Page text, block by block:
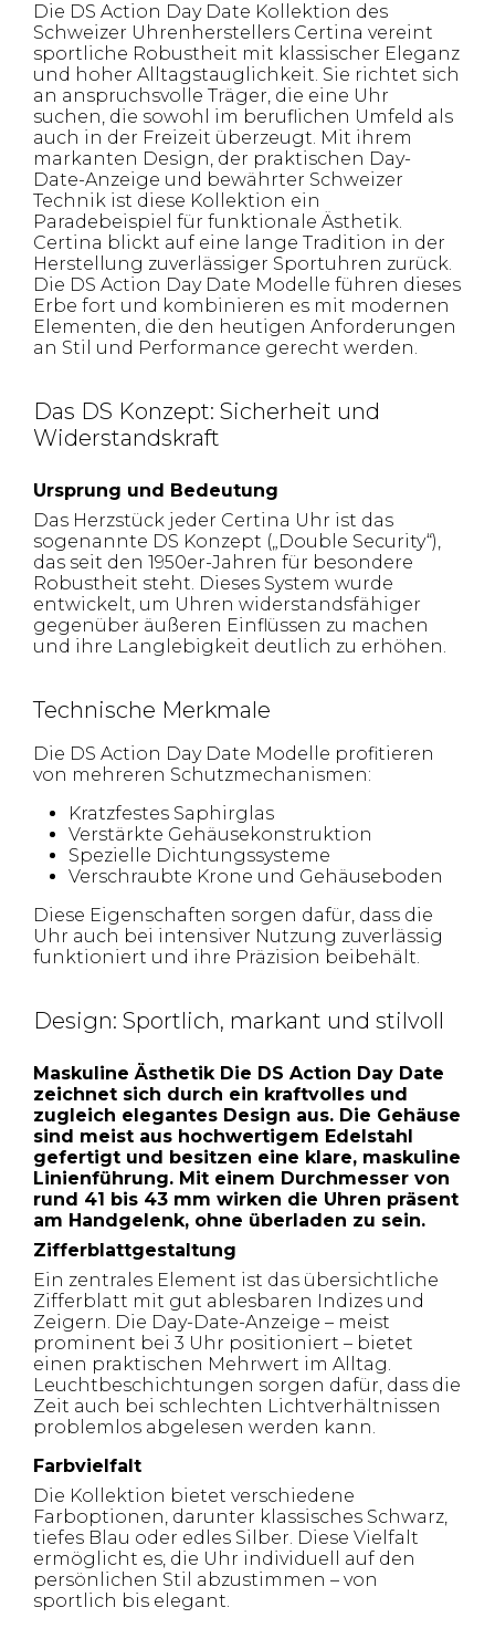
Die DS Action Day Date Kollektion des
Schweizer Uhrenherstellers Certina vereint
sportliche Robustheit mit klassischer Eleganz
und hoher Alltagstauglichkeit. Sie richtet sich
an anspruchsvolle Träger, die eine Uhr
suchen, die sowohl im beruflichen Umfeld als
auch in der Freizeit überzeugt. Mit ihrem
markanten Design, der praktischen Day-
Date-Anzeige und bewährter Schweizer
Technik ist diese Kollektion ein
Paradebeispiel für funktionale Ästhetik.
Certina blickt auf eine lange Tradition in der
Herstellung zuverlässiger Sportuhren zurück.
Die DS Action Day Date Modelle führen dieses
Erbe fort und kombinieren es mit modernen
Elementen, die den heutigen Anforderungen
an Stil und Performance gerecht werden.
Das DS Konzept: Sicherheit und
Widerstandskraft
Ursprung und Bedeutung
Das Herzstück jeder Certina Uhr ist das
sogenannte DS Konzept („Double Security“),
das seit den 1950er-Jahren für besondere
Robustheit steht. Dieses System wurde
entwickelt, um Uhren widerstandsfähiger
gegenüber äußeren Einflüssen zu machen
und ihre Langlebigkeit deutlich zu erhöhen.
Technische Merkmale
Die DS Action Day Date Modelle profitieren
von mehreren Schutzmechanismen:
Kratzfestes Saphirglas
Verstärkte Gehäusekonstruktion
Spezielle Dichtungssysteme
Verschraubte Krone und Gehäuseboden
Diese Eigenschaften sorgen dafür, dass die
Uhr auch bei intensiver Nutzung zuverlässig
funktioniert und ihre Präzision beibehält.
Design: Sportlich, markant und stilvoll
Maskuline Ästhetik Die DS Action Day Date
zeichnet sich durch ein kraftvolles und
zugleich elegantes Design aus. Die Gehäuse
sind meist aus hochwertigem Edelstahl
gefertigt und besitzen eine klare, maskuline
Linienführung. Mit einem Durchmesser von
rund 41 bis 43 mm wirken die Uhren präsent
am Handgelenk, ohne überladen zu sein.
Zifferblattgestaltung
Ein zentrales Element ist das übersichtliche
Zifferblatt mit gut ablesbaren Indizes und
Zeigern. Die Day-Date-Anzeige – meist
prominent bei 3 Uhr positioniert – bietet
einen praktischen Mehrwert im Alltag.
Leuchtbeschichtungen sorgen dafür, dass die
Zeit auch bei schlechten Lichtverhältnissen
problemlos abgelesen werden kann.
Farbvielfalt
Die Kollektion bietet verschiedene
Farboptionen, darunter klassisches Schwarz,
tiefes Blau oder edles Silber. Diese Vielfalt
ermöglicht es, die Uhr individuell auf den
persönlichen Stil abzustimmen – von
sportlich bis elegant.